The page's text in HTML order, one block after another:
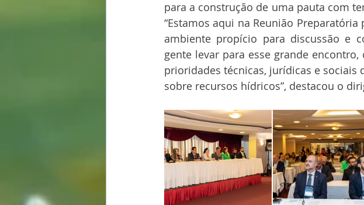
para a construção de uma pauta com
“Estamos aqui na Reunião
ambiente propício para discussão e
gente levar para esse grande
prioridades técnicas, jurídicas e
sobre recursos hídricos”, destacou o